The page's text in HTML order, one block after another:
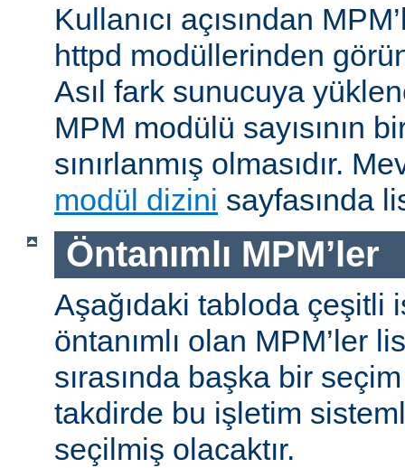
Kullanıcı açısından
httpd modüllerinden
Asıl fark sunucuya
MPM modülü sayısının
sınırlanmış olmasıdır.
modül dizini sayfasında
Öntanımlı MPM’ler
Aşağıdaki tabloda çeşitli
öntanımlı olan MPM’ler
sırasında başka bir seçim
takdirde bu işletim
seçilmiş olacaktır.